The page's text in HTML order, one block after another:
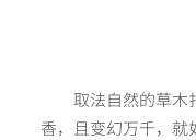
取法自然的草木
香，且变幻万千，